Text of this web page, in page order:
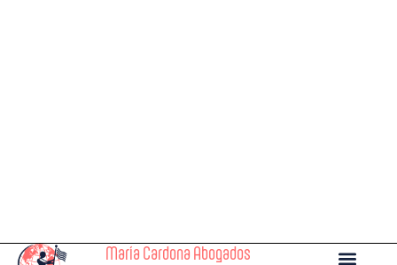
María Cardona Abogados